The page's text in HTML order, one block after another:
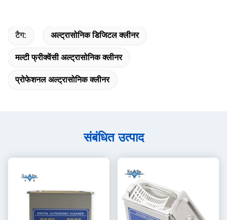
टैग: अल्ट्रासोनिक डिजिटल क्लीनर
मल्टी फ्रीक्वेंसी अल्ट्रासोनिक क्लीनर
प्रोफेशनल अल्ट्रासोनिक क्लीनर
संबंधित उत्पाद